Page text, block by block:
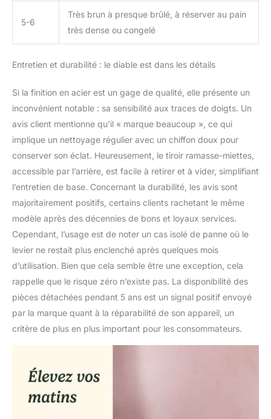
5-6
Très brun à presque brûlé, à réserver au pain
très dense ou congelé
Entretien et durabilité : le diable est dans les détails
Si la finition en acier est un gage de qualité, elle présente un
inconvénient notable : sa sensibilité aux traces de doigts. Un
avis client mentionne qu’il « marque beaucoup », ce qui
implique un nettoyage régulier avec un chiffon doux pour
conserver son éclat. Heureusement, le tiroir ramasse-miettes,
accessible par l’arrière, est facile à retirer et à vider, simplifiant
l’entretien de base. Concernant la durabilité, les avis sont
majoritairement positifs, certains clients rachetant le même
modèle après des décennies de bons et loyaux services.
Cependant, l’usage est de noter un cas isolé de panne où le
levier ne restait plus enclenché après quelques mois
d’utilisation. Bien que cela semble être une exception, cela
rappelle que le risque zéro n’existe pas. La disponibilité des
pièces détachées pendant 5 ans est un signal positif envoyé
par la marque quant à la réparabilité de son appareil, un
critère de plus en plus important pour les consommateurs.